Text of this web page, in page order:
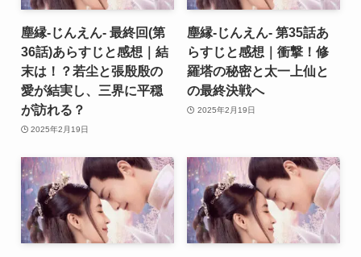
塵縁-じんえん- 最終回(第
36話)あらすじと感想｜結
末は！？若尘と張殷殷の
愛が結実し、三界に平穏
が訪れる？
2025年2月19日
塵縁-じんえん- 第35話あ
らすじと感想｜衝撃！修
羅塔の秘密と太一上仙と
の最終決戦へ
2025年2月19日